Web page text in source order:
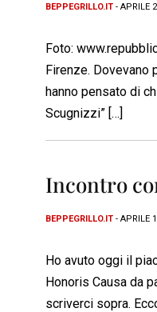
BEPPEGRILLO.IT - APRILE
Foto:
Firenze. Dovevano
hanno pensato di
Scugnizzi” […]
Incontro
BEPPEGRILLO.IT - APRILE
Ho avuto oggi il
Honoris Causa da
scriverci sopra.